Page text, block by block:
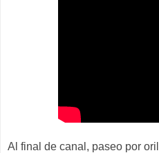
Al final de canal, paseo por